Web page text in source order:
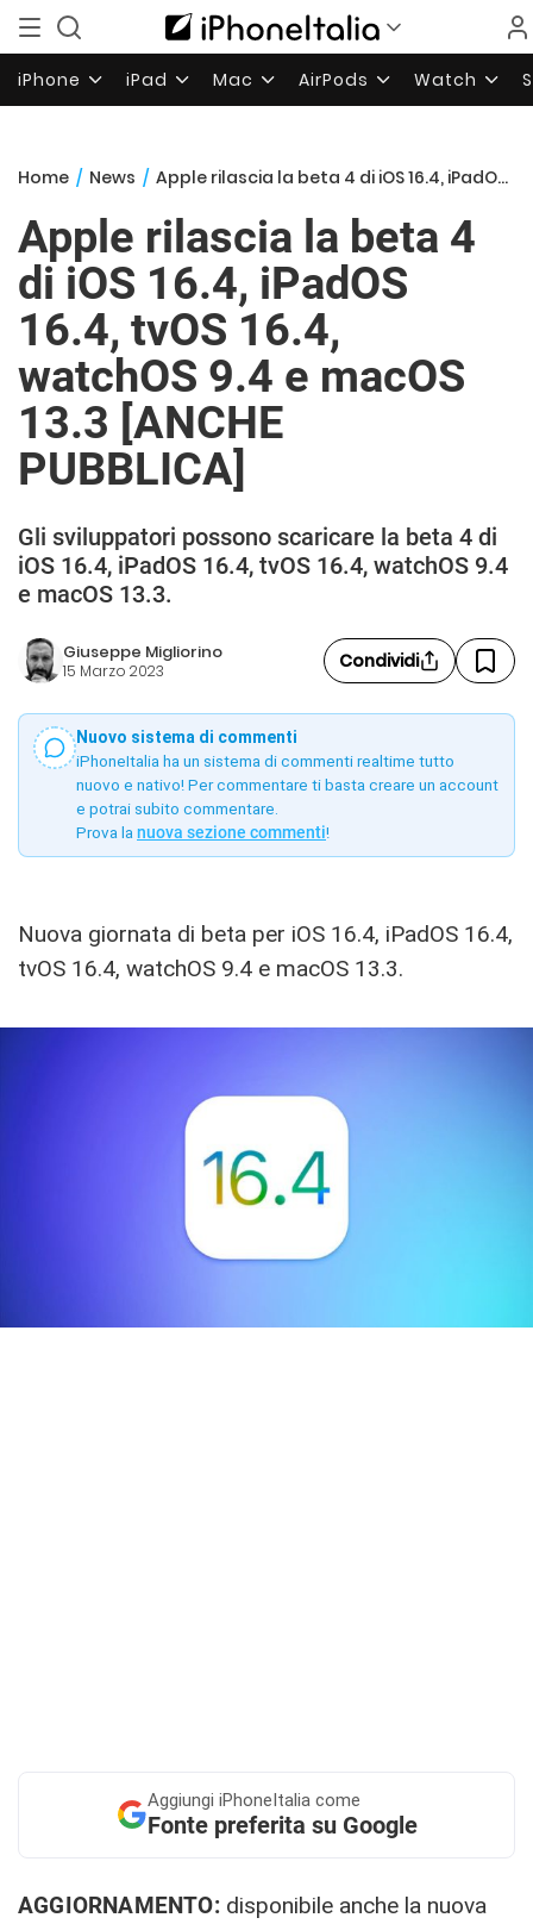
iPhone iPad Mac AirPods Watch
Home / News / Apple rilascia la beta 4 di iOS 16.4, iPadOS 16.4, tvOS 16.4, watchOS 9.4 e macOS 13.3 [ANCHE PUBBLICA]
Apple rilascia la beta 4
di iOS 16.4, iPadOS
16.4, tvOS 16.4,
watchOS 9.4 e macOS
13.3 [ANCHE
PUBBLICA]
Gli sviluppatori possono scaricare la beta 4 di
iOS 16.4, iPadOS 16.4, tvOS 16.4, watchOS 9.4
e macOS 13.3.
Giuseppe Migliorino
15 Marzo 2023 Condividi
Nuovo sistema di commenti
iPhoneItalia ha un sistema di commenti realtime tutto
nuovo e nativo! Per commentare ti basta creare un account
e potrai subito commentare.
Prova la nuova sezione commenti!
Nuova giornata di beta per iOS 16.4, iPadOS 16.4,
tvOS 16.4, watchOS 9.4 e macOS 13.3.
Aggiungi iPhoneItalia come
Fonte preferita su Google
AGGIORNAMENTO:disponibile anche la nuova